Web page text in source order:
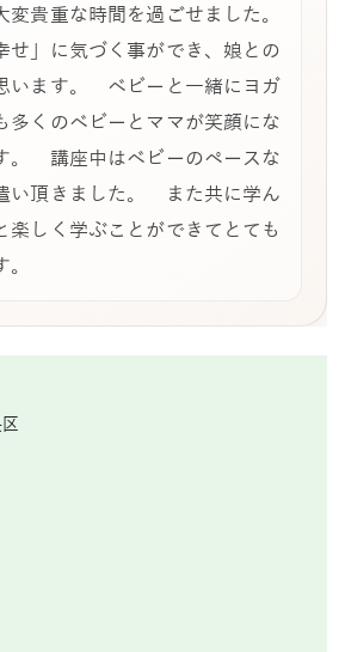
変貴重な時間を過ごせました。
せ」に気づく事ができ、娘との
います。 ベビーと一緒にヨガ
多くのベビーとママが笑顔にな
。 講座中はベビーのペースな
い頂きました。 また共に学ん
楽しく学ぶことができてとても